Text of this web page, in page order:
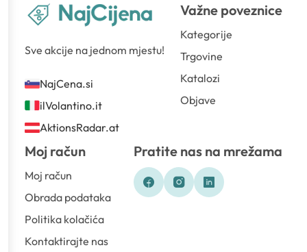
Sve akcije na jednom mjestu!
NajCena.si
ilVolantino.it
AktionsRadar.at
Važne poveznice
Kategorije
Trgovine
Katalozi
Objave
Moj račun
Moj račun
Obrada podataka
Politika kolačića
Kontaktirajte nas
Pratite nas na mrežama